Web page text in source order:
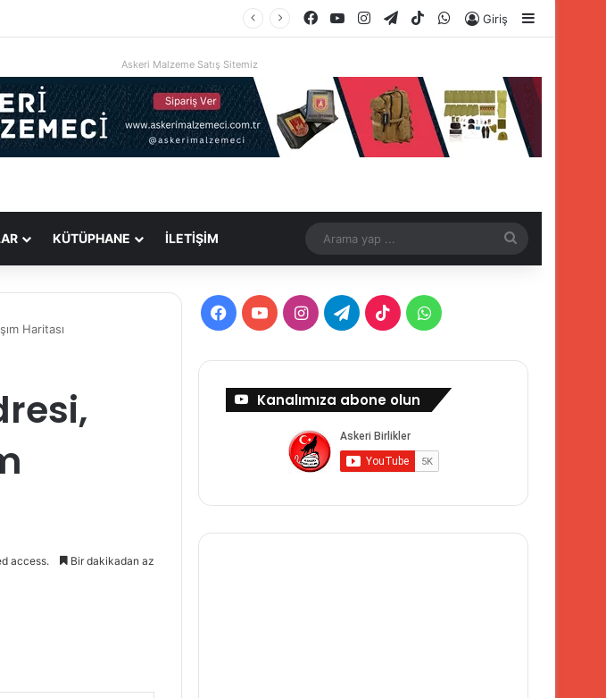
Facebook
YouTubeInstagram
TelegramTikTokWhatsApp
Giriş Kenar
Askeri Malzeme Satış Sitemiz
KÜTÜPHANE İLETİŞİM
yap
Haritası
access. Bir dakikadan az
Facebook
YouTubeInstagramTelegramTikTokWhatsApp
Kanalımıza abone olun